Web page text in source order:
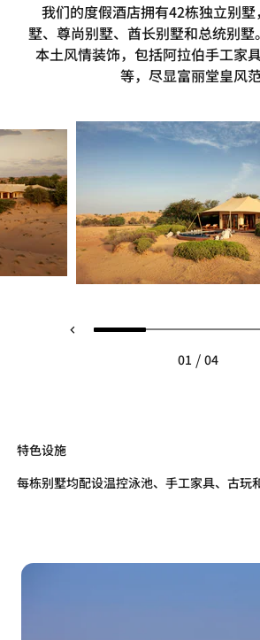
我们的度假酒店拥有42栋独立别
墅、尊尚别墅、酋长别墅和总统别
本土风情装饰，包括阿拉伯手工家
等，尽显富丽堂皇风范
01 / 04
特色设施
每栋别墅均配设温控泳池、手工家具、古玩